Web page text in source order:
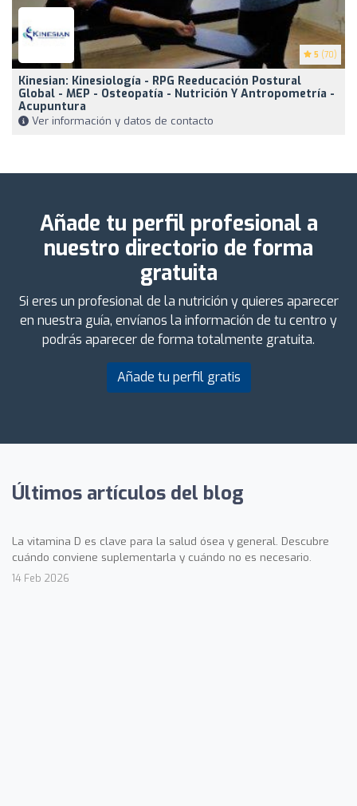
5 (70)
Kinesian: Kinesiología - RPG Reeducación Postural
Global - MEP - Osteopatía - Nutrición Y Antropometría -
Acupuntura
Ver información y datos de contacto
Añade tu perfil profesional a
nuestro directorio de forma
gratuita
Si eres un profesional de la nutrición y quieres aparecer
en nuestra guía, envíanos la información de tu centro y
podrás aparecer de forma totalmente gratuita.
Añade tu perfil gratis
Últimos artículos del blog
La vitamina D es clave para la salud ósea y general. Descubre
cuándo conviene suplementarla y cuándo no es necesario.
14 Feb 2026